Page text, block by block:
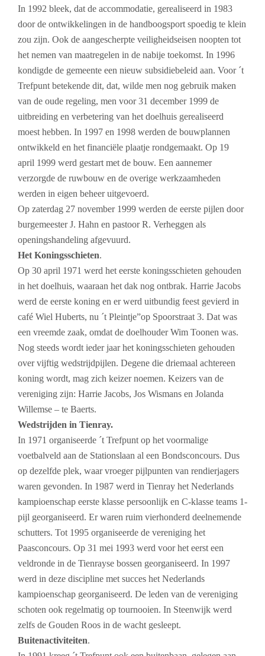
In 1992 bleek, dat de accommodatie, gerealiseerd in 1983
door de ontwikkelingen in de handboogsport spoedig te klein
zou zijn. Ook de aangescherpte veiligheidseisen noopten tot
het nemen van maatregelen in de nabije toekomst. In 1996
kondigde de gemeente een nieuw subsidiebeleid aan. Voor ´t
Trefpunt betekende dit, dat, wilde men nog gebruik maken
van de oude regeling, men voor 31 december 1999 de
uitbreiding en verbetering van het doelhuis gerealiseerd
moest hebben. In 1997 en 1998 werden de bouwplannen
ontwikkeld en het financiële plaatje rondgemaakt. Op 19
april 1999 werd gestart met de bouw. Een aannemer
verzorgde de ruwbouw en de overige werkzaamheden
werden in eigen beheer uitgevoerd.
Op zaterdag 27 november 1999 werden de eerste pijlen door
burgemeester J. Hahn en pastoor R. Verheggen als
openingshandeling afgevuurd.
Het Koningsschieten.
Op 30 april 1971 werd het eerste koningsschieten gehouden
in het doelhuis, waaraan het dak nog ontbrak. Harrie Jacobs
werd de eerste koning en er werd uitbundig feest gevierd in
café Wiel Huberts, nu ´t Pleintje”op Spoorstraat 3. Dat was
een vreemde zaak, omdat de doelhouder Wim Toonen was.
Nog steeds wordt ieder jaar het koningsschieten gehouden
over vijftig wedstrijdpijlen. Degene die driemaal achtereen
koning wordt, mag zich keizer noemen. Keizers van de
vereniging zijn: Harrie Jacobs, Jos Wismans en Jolanda
Willemse – te Baerts.
Wedstrijden in Tienray.
In 1971 organiseerde ´t Trefpunt op het voormalige
voetbalveld aan de Stationslaan al een Bondsconcours. Dus
op dezelfde plek, waar vroeger pijlpunten van rendierjagers
waren gevonden. In 1987 werd in Tienray het Nederlands
kampioenschap eerste klasse persoonlijk en C-klasse teams 1-
pijl georganiseerd. Er waren ruim vierhonderd deelnemende
schutters. Tot 1995 organiseerde de vereniging het
Paasconcours. Op 31 mei 1993 werd voor het eerst een
veldronde in de Tienrayse bossen georganiseerd. In 1997
werd in deze discipline met succes het Nederlands
kampioenschap georganiseerd. De leden van de vereniging
schoten ook regelmatig op tournooien. In Steenwijk werd
zelfs de Gouden Roos in de wacht gesleept.
Buitenactiviteiten.